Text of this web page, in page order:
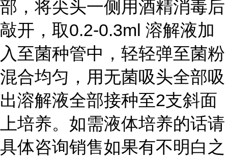
部，将尖头一侧用酒精消毒后
敲开，取0.2-0.3ml 溶解液加
入至菌种管中，轻轻弹至菌粉
混合均匀，用无菌吸头全部吸
出溶解液全部接种至2支斜面
上培养。如需液体培养的话请
具体咨询销售如果有不明白之